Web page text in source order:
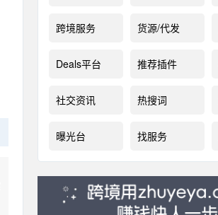
跨境服务 货源/代发
Deals平台 推荐插件
社交资讯 热搜词
曝光台 找服务